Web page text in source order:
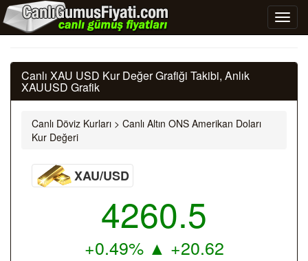
Canlı XAU USD Kur Değer Grafiği Takibi, Anlık
XAUUSD Grafik
Canlı Döviz Kurları > Canlı Altın ONS Amerikan Doları
Kur Değeri
XAU/USD
4260.5
+0.49% ▲ +20.62